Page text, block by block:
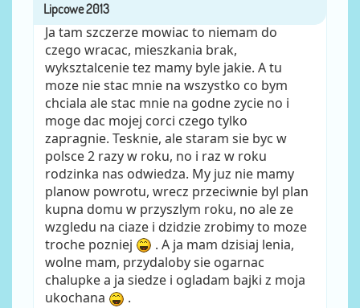
Ja tam szczerze mowiac to niemam do
czego wracac, mieszkania brak,
wyksztalcenie tez mamy byle jakie. A tu
moze nie stac mnie na wszystko co bym
chciala ale stac mnie na godne zycie no i
moge dac mojej corci czego tylko
zapragnie. Tesknie, ale staram sie byc w
polsce 2 razy w roku, no i raz w roku
rodzinka nas odwiedza. My juz nie mamy
planow powrotu, wrecz przeciwnie byl plan
kupna domu w przyszlym roku, no ale ze
wzgledu na ciaze i dzidzie zrobimy to moze
troche pozniej
. A ja mam dzisiaj lenia,
wolne mam, przydaloby sie ogarnac
chalupke a ja siedze i ogladam bajki z moja
ukochana
.